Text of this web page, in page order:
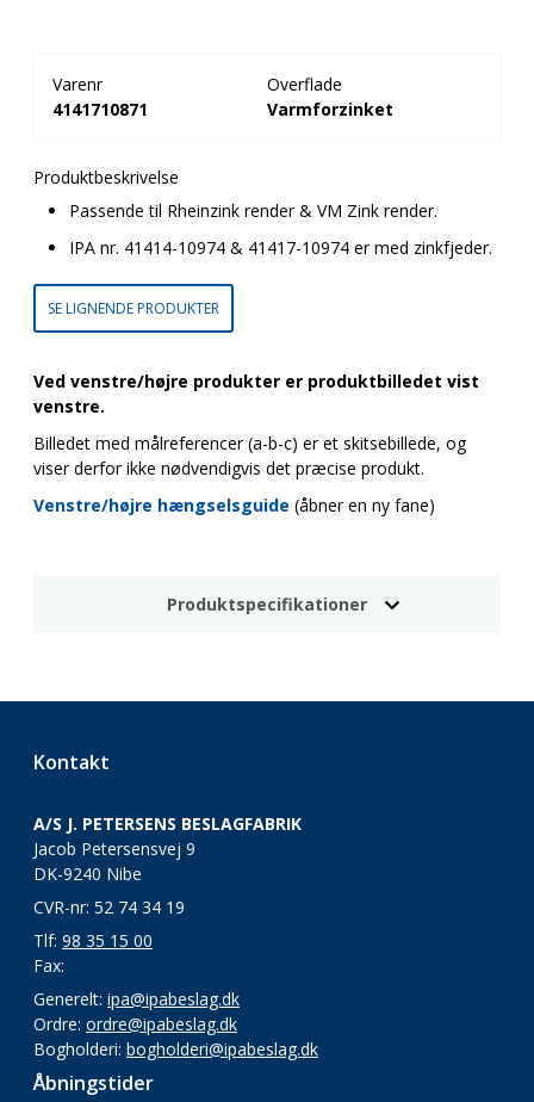
Varenr
4141710871
Overflade
Varmforzinket
Produktbeskrivelse
Passende til Rheinzink render & VM Zink render.
IPA nr. 41414-10974 & 41417-10974 er med zinkfjeder.
SE LIGNENDE PRODUKTER
Ved venstre/højre produkter er produktbilledet vist
venstre.
Billedet med målreferencer (a-b-c) er et skitsebillede, og
viser derfor ikke nødvendigvis det præcise produkt.
Venstre/højre hængselsguide (åbner en ny fane)
Produktspecifikationer
Kontakt
A/S J. PETERSENS BESLAGFABRIK
Jacob Petersensvej 9
DK-9240 Nibe
CVR-nr: 52 74 34 19
Tlf: 98 35 15 00
Fax:
Generelt: ipa@ipabeslag.dk
Ordre: ordre@ipabeslag.dk
Bogholderi: bogholderi@ipabeslag.dk
Åbningstider